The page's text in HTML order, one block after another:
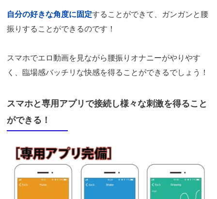
自分の好きな角度に固定することができて、ガンガンと腰
振りすることができるのです！
スマホでエロ動画を見ながら腰振りオナニーがやりやす
く、臨場感バッチリな快感を得ることができるでしょう！
スマホと専用アプリで接続し様々な刺激を得ること
ができる！